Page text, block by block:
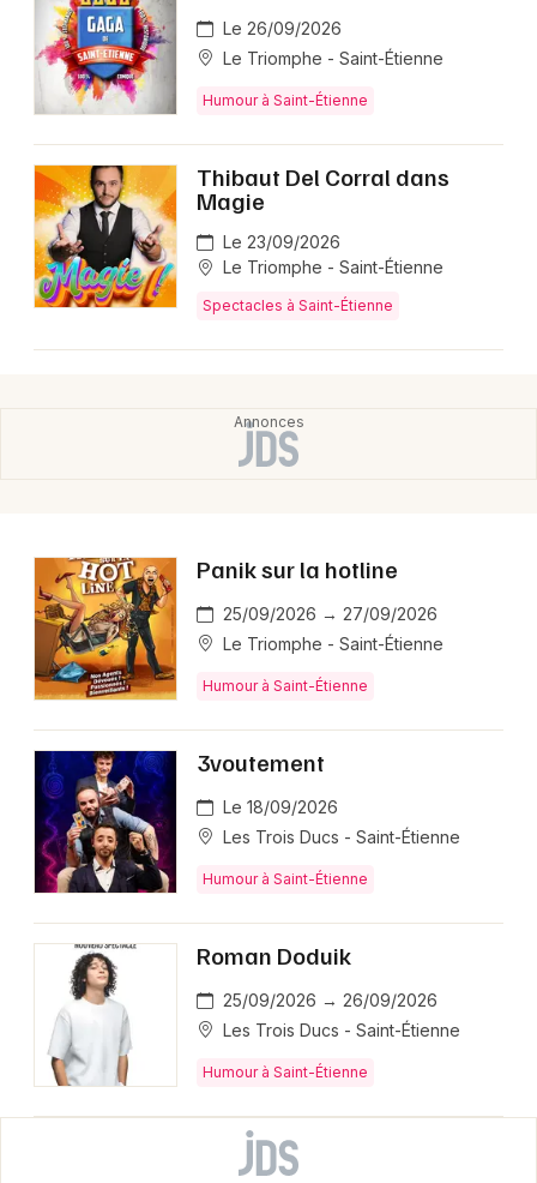
Le 26/09/2026
Le Triomphe - Saint-Étienne
Humour à Saint-Étienne
Thibaut Del Corral dans
Magie
Le 23/09/2026
Le Triomphe - Saint-Étienne
Spectacles à Saint-Étienne
Panik sur la hotline
25/09/2026 → 27/09/2026
Le Triomphe - Saint-Étienne
Humour à Saint-Étienne
3voutement
Le 18/09/2026
Les Trois Ducs - Saint-Étienne
Humour à Saint-Étienne
Roman Doduik
25/09/2026 → 26/09/2026
Les Trois Ducs - Saint-Étienne
Humour à Saint-Étienne